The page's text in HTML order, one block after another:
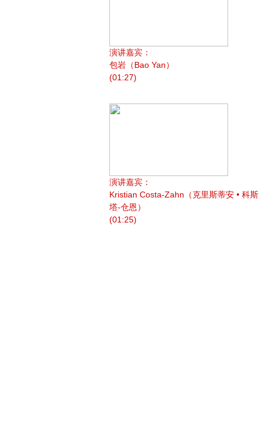
演讲嘉宾：
包岩（Bao Yan）
(01:27)
演讲嘉宾：
Kristian Costa-Zahn（克里斯蒂安 • 科斯
塔-仓恩）
(01:25)